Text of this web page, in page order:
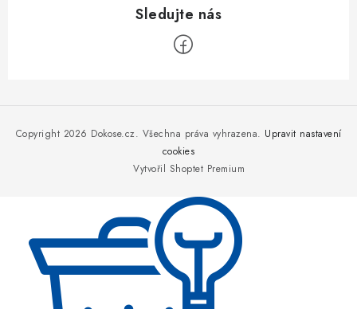
Vytvořil Shoptet Premium
Copyright 2026 Dokose.cz. Všechna práva vyhrazena. Upravit nastavení
cookies